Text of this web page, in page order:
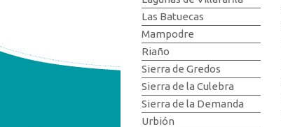
Las Batuecas
Mampodre
Riaño
Sierra de Gredos
Sierra de la Culebra
Sierra de la Demanda
Urbión